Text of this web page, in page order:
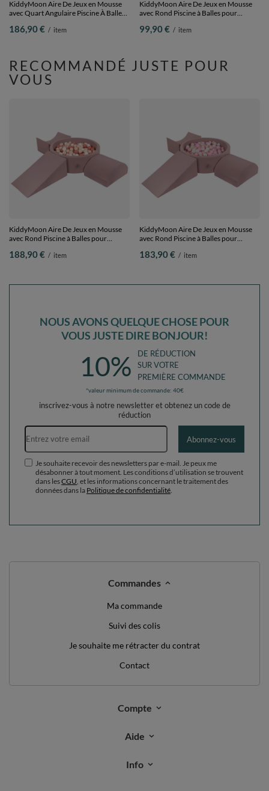
KiddyMoon Aire De Jeux en Mousse
avec Quart Angulaire Piscine À Balles
poudré, Piscine (200 Balles) + Version
186,90 € / item
KiddyMoon Aire De Jeux en Mousse
avec Rond Piscine à Balles pour
jaune/vert/bleu/rouge/orange, Piscine
99,90 € / item
RECOMMANDÉ JUSTE POUR
VOUS
KiddyMoon Aire De Jeux en Mousse
avec Rond Piscine à Balles pour
pastel/saumon/blanc, Piscine (300
188,90 € / item
KiddyMoon Aire De Jeux en Mousse
avec Rond Piscine à Balles pour
poudré/perle, Piscine (200 Balles) +
183,90 € / item
NOUS AVONS QUELQUE CHOSE POUR
VOUS JUSTE DIRE BONJOUR!
10%
DE RÉDUCTION
SUR VOTRE
PREMIÈRE COMMANDE
*valeur minimum de commande: 40€
inscrivez-vous à notre newsletter et obtenez un code de
réduction
Adresse e-mail
Abonnez-vous
Je souhaite recevoir des newsletters par e-mail. Je peux me
désabonner à tout moment. Les conditions d’utilisation se trouvent
dans lesCGU , et les informations concernant le traitement des
données dans la Politique de confidentialité
Commandes
Ma commande
Suivi des colis
Je souhaite me rétracter du contrat
Contact
Compte
Aide
Info